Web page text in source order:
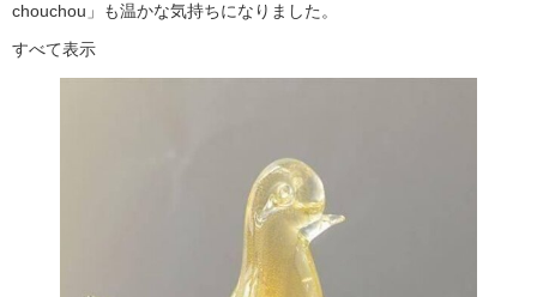
chouchou」も温かな気持ちになりました。
すべて表示